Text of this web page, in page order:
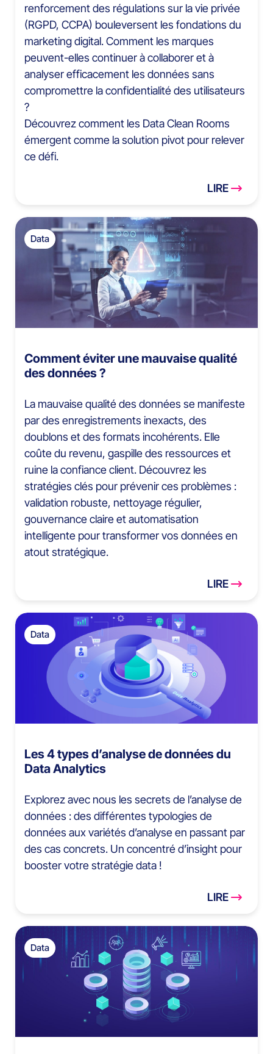
renforcement des régulations sur la vie privée
(RGPD, CCPA) bouleversent les fondations du
marketing digital. Comment les marques
peuvent-elles continuer à collaborer et à
analyser efficacement les données sans
compromettre la confidentialité des utilisateurs
?
Découvrez comment les Data Clean Rooms
émergent comme la solution pivot pour relever
ce défi.
LIRE
Data
Comment éviter une mauvaise qualité
des données ?
La mauvaise qualité des données se manifeste
par des enregistrements inexacts, des
doublons et des formats incohérents. Elle
coûte du revenu, gaspille des ressources et
ruine la confiance client. Découvrez les
stratégies clés pour prévenir ces problèmes :
validation robuste, nettoyage régulier,
gouvernance claire et automatisation
intelligente pour transformer vos données en
atout stratégique.
LIRE
Data
Les 4 types d’analyse de données du
Data Analytics
Explorez avec nous les secrets de l’analyse de
données : des différentes typologies de
données aux variétés d’analyse en passant par
des cas concrets. Un concentré d’insight pour
booster votre stratégie data !
LIRE
Data